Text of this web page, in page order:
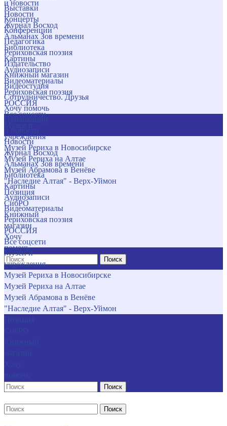
и новости
Новости
Журнал Восход
Альманах Зов времени
Библиотека
Картины
Аудиозаписи
Видеоматериалы
Рериховская поэзия
РОССИЯ
Все соцсети
учреждения
Музей Рериха в Новосибирске
Музей Рериха на Алтае
Музей Абрамова в Венёве
"Наследие Алтая" - Верх-Уймон
Позиция
СибРО
Книжный
магазин
Хочу
помочь
Поиск
Выставки
Концерты
Конференции
Педагогика
Рериховская поэзия
Издательство
Книжный магазин
Видеостудия
Сотрудничество. Друзья
Хочу помочь
Новости
Журнал Восход
Альманах Зов времени
Библиотека
Картины
Аудиозаписи
Видеоматериалы
Рериховская поэзия
РОССИЯ
Все соцсети
Музеи и
учреждения
Музей Рериха в Новосибирске
Музей Рериха на Алтае
Музей Абрамова в Венёве
"Наследие Алтая" - Верх-Уймон
Поиск
Поиск